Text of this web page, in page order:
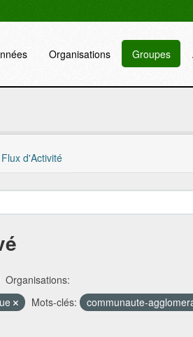
Organisations Groupes
d'Activité
Organisations:
Mots-clés: communaute-